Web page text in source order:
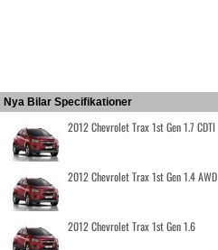
Nya Bilar Specifikationer
2012 Chevrolet Trax 1st Gen 1.7 CDTI
2012 Chevrolet Trax 1st Gen 1.4 AWD
2012 Chevrolet Trax 1st Gen 1.6